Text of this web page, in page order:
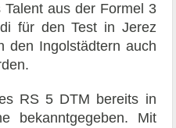
aus der Formel 3
für den Test in Jerez
den Ingolstädtern auch
RS 5 DTM bereits in
bekanntgegeben. Mit